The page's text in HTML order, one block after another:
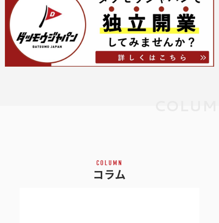
COLUMN
コラム